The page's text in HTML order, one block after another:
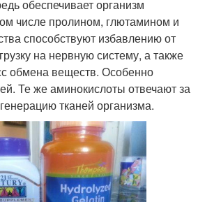
обеспечивает организм
числе пролином, глютамином и
способствуют избавлению от
на нервную систему, а также
обмена веществ. Особенно
Те же аминокислоты отвечают за
тканей организма.